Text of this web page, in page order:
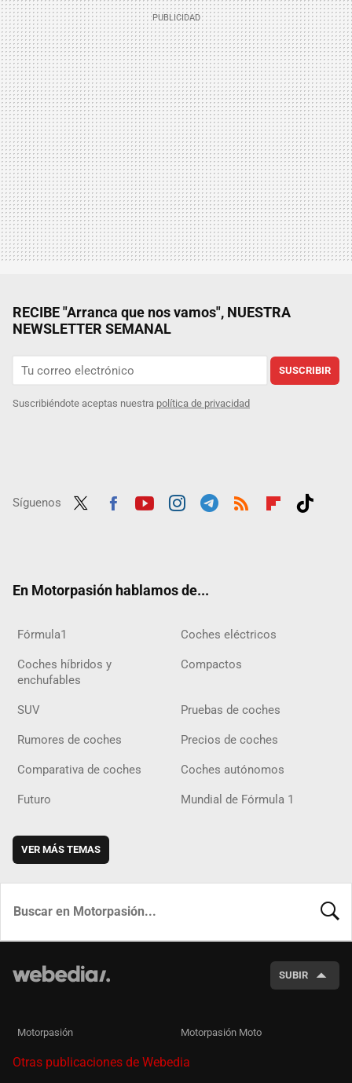
RECIBE "Arranca que nos vamos", NUESTRA
NEWSLETTER SEMANAL
SUSCRIBIR
Suscribiéndote aceptas nuestra política de privacidad
Síguenos
En Motorpasión hablamos de...
Fórmula1 Coches eléctricos
Coches híbridos y
enchufables
Compactos
SUV Pruebas de coches
Rumores de coches Precios de coches
Comparativa de coches Coches autónomos
Futuro Mundial de Fórmula 1
VER MÁS TEMAS
SUBIR
Motorpasión Motorpasión Moto
Otras publicaciones de Webedia